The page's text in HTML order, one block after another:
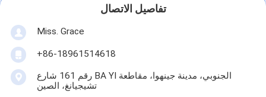
تفاصيل الاتصال
Miss. Grace
+86-18961514618
رقم 161 شارع BA YI الجنوبي، مدينة جينهوا، مقاطعة
تشيجيانغ، الصين